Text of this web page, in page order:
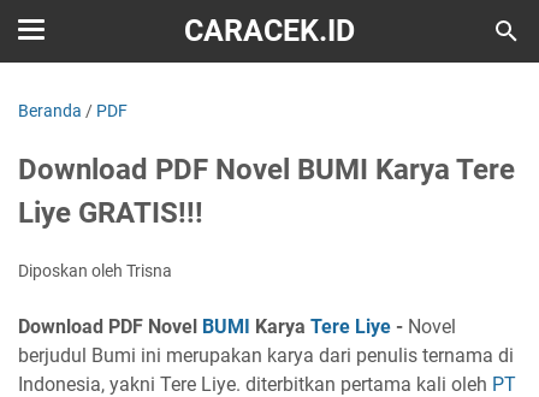
CARACEK.ID
Beranda / PDF
Download PDF Novel BUMI Karya Tere
Liye GRATIS!!!
Diposkan oleh Trisna
Download PDF Novel BUMI Karya Tere Liye - Novel
berjudul Bumi ini merupakan karya dari penulis ternama di
Indonesia, yakni Tere Liye. diterbitkan pertama kali oleh PT